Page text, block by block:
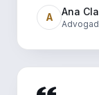
A Ana